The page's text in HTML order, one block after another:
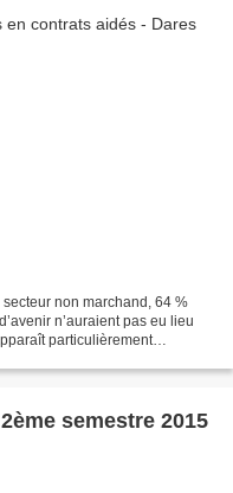
non marchand, 64 %
n’auraient pas eu lieu
particulièrement
semestre 2015